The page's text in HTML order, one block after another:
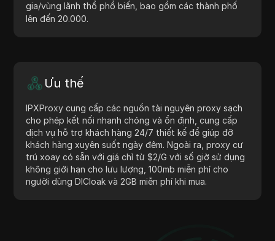
gia/vùng lãnh thổ phổ biến, bao gồm các thành phố
lên đến 20.000.
Ưu thế
IPXProxy cung cấp các nguồn tài nguyên proxy sạch
cho phép kết nối nhanh chóng và ổn định, cung cấp
dịch vụ hỗ trợ khách hàng 24/7 thiết kế để giúp đỡ
khách hàng xuyên suốt ngày đêm. Ngoài ra, proxy cư
trú xoay có sẵn với giá chỉ từ $2/G với số giờ sử dụng
không giới hạn cho lưu lượng, 100mb miễn phí cho
người dùng DICloak và 2GB miễn phí khi mua.